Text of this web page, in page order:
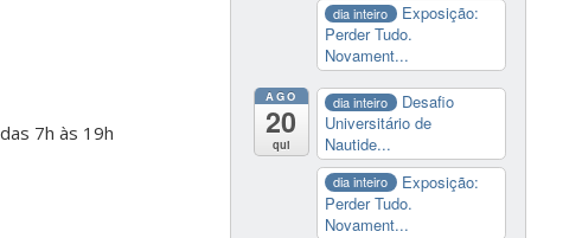
7h às 19h
dia inteiro
Exposição:
Perder Tudo.
Novament...
AGO
20
qui
dia inteiro
Desafio
Universitário de
Nautide...
dia inteiro
Exposição:
Perder Tudo.
Novament...